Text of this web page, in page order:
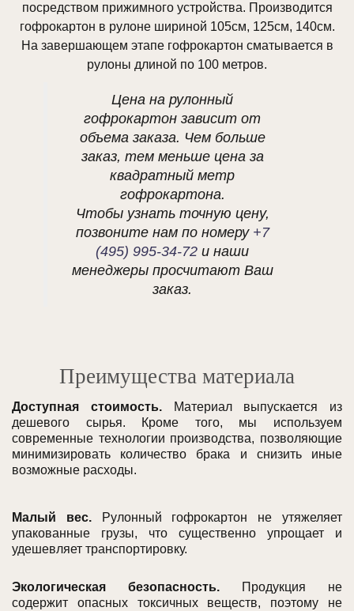
посредством прижимного устройства. Производится
гофрокартон в рулоне шириной 105см, 125см, 140см.
На завершающем этапе гофрокартон сматывается в
рулоны длиной по 100 метров.
Цена на рулонный
гофрокартон зависит от
объема заказа. Чем больше
заказ, тем меньше цена за
квадратный метр
гофрокартона.
Чтобы узнать точную цену,
позвоните нам по номеру +7
(495) 995-34-72 и наши
менеджеры просчитают Ваш
заказ.
Преимущества материала
Доступная стоимость.Материал выпускается из
дешевого сырья. Кроме того, мы используем
современные технологии производства, позволяющие
минимизировать количество брака и снизить иные
возможные расходы.
Малый вес.Рулонный гофрокартон не утяжеляет
упакованные грузы, что существенно упрощает и
удешевляет транспортировку.
Экологическая безопасность. Продукция не
содержит опасных токсичных веществ, поэтому не